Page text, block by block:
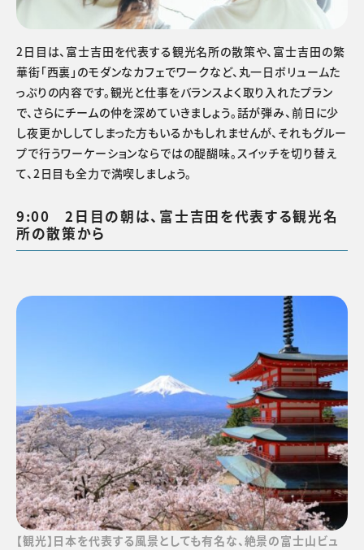
2日目は、富士吉田を代表する観光名所の散策や、富士吉田の繁
華街「西裏」のモダンなカフェでワークなど、丸一日ボリュームた
っぷりの内容です。観光と仕事をバランスよく取り入れたプラン
で、さらにチームの仲を深めていきましょう。話が弾み、前日に少
し夜更かししてしまった方もいるかもしれませんが、それもグルー
プで行うワーケーションならではの醍醐味。スイッチを切り替え
て、2日目も全力で満喫しましょう。
9:00 2日目の朝は、富士吉田を代表する観光名
所の散策から
【観光】日本を代表する風景としても有名な、絶景の富士山ビュ